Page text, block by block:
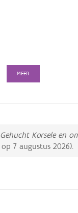
MEER
Korsele en
op7 augustus 2026).